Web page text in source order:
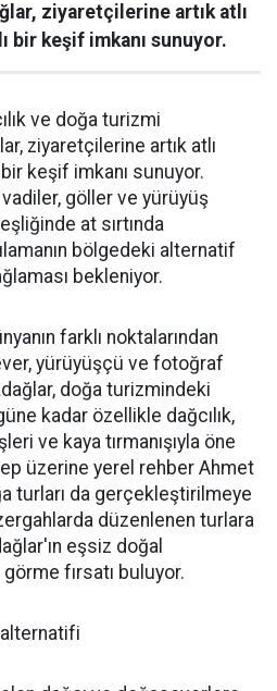
ziyaretçilerine artık atlı
bir keşif imkanı sunuyor.
ve doğa turizmi
ziyaretçilerine artık atlı
keşif imkanı sunuyor.
vadiler, göller ve yürüyüş
at sırtında
bölgedeki alternatif
bekleniyor.
farklı noktalarından
yürüyüşçü ve fotoğraf
doğa turizmindeki
kadar özellikle dağcılık,
ve kaya tırmanışıyla öne
üzerine yerel rehber Ahmet
turları da gerçekleştirilmeye
düzenlenen turlara
eşsiz doğal
fırsatı buluyor.